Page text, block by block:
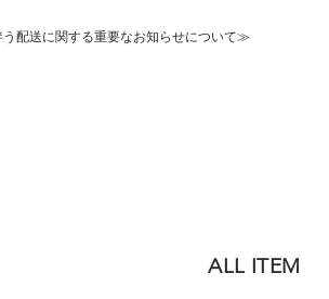
配送に関する重要なお知らせについて≫
ALL ITEM